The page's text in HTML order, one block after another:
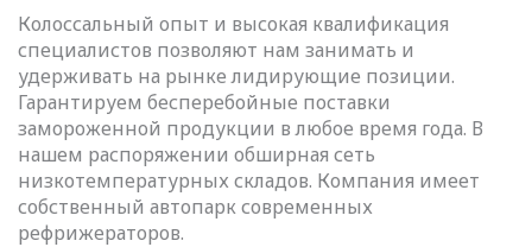
Колоссальный опыт и высокая квалификация
специалистов позволяют нам занимать и
удерживать на рынке лидирующие позиции.
Гарантируем бесперебойные поставки
замороженной продукции в любое время года. В
нашем распоряжении обширная сеть
низкотемпературных складов. Компания имеет
собственный автопарк современных
рефрижераторов.